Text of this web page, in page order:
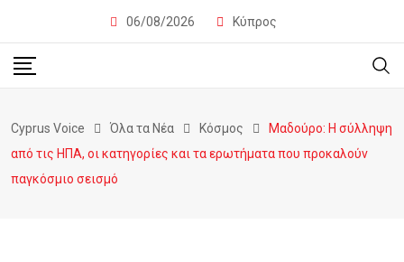
06/08/2026 Κύπρος
Cyprus Voice Όλα τα Νέα Κόσμος
Μαδούρο: Η σύλληψη
από τις ΗΠΑ, οι κατηγορίες και τα ερωτήματα που προκαλούν
παγκόσμιο σεισμό